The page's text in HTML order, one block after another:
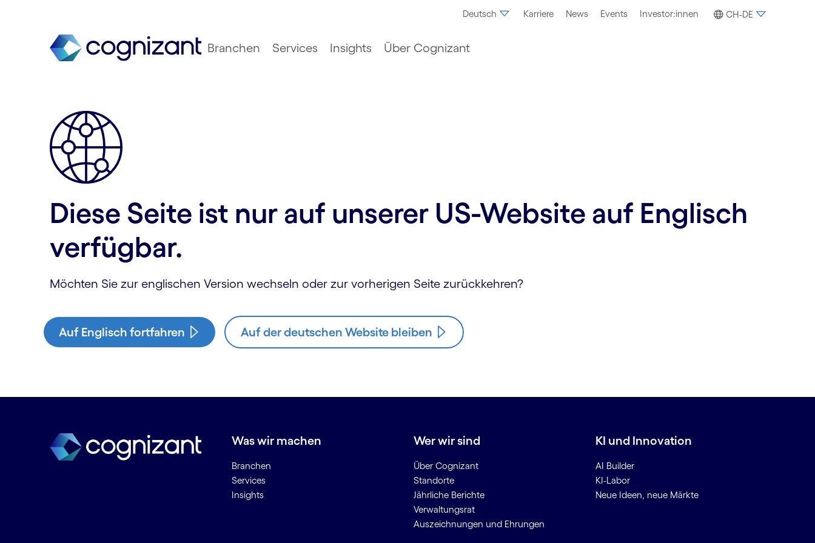
Deutsch Karriere News Events Investor:innen CH-DE
Branchen Services Insights Über Cognizant
Diese Seite ist nur auf unserer US-Website auf Englisch
verfügbar.
Möchten Sie zur englischen Version wechseln oder zur vorherigen Seite zurückkehren?
Auf Englisch fortfahren Auf der deutschen Website bleiben
Was wir machen
Branchen
Services
Insights
Wer wir sind
Über Cognizant
Standorte
Jährliche Berichte
Verwaltungsrat
Auszeichnungen und Ehrungen
KI und Innovation
AI Builder
KI-Labor
Neue Ideen, neue Märkte